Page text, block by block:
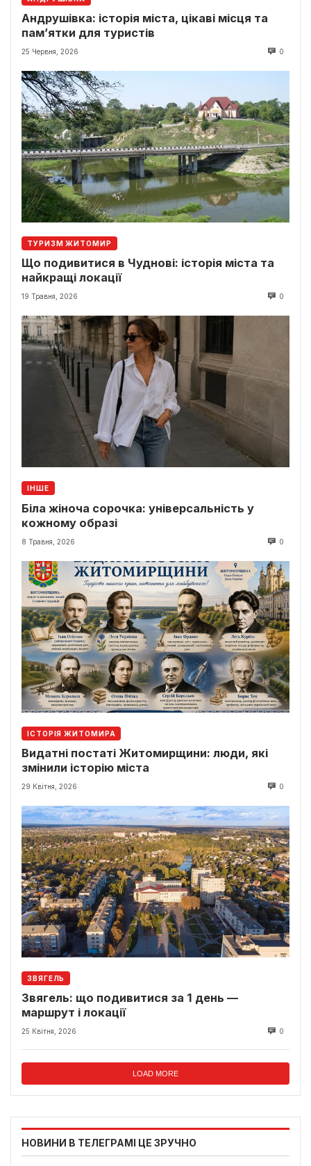
Андрушівка: історія міста, цікаві місця та
пам’ятки для туристів
25 Червня, 2026 0
ТУРИЗМ ЖИТОМИР
Що подивитися в Чуднові: історія міста та
найкращі локації
19 Травня, 2026 0
ІНШЕ
Біла жіноча сорочка: універсальність у
кожному образі
8 Травня, 2026 0
ІСТОРІЯ ЖИТОМИРА
Видатні постаті Житомирщини: люди, які
змінили історію міста
29 Квітня, 2026 0
ЗВЯГЕЛЬ
Звягель: що подивитися за 1 день —
маршрут і локації
25 Квітня, 2026 0
LOAD MORE
НОВИНИ В ТЕЛЕГРАМІ ЦЕ ЗРУЧНО